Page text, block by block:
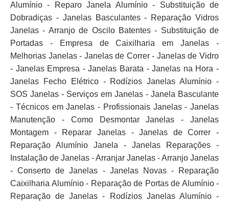
Alumínio - Reparo Janela Alumínio - Substituição de
Dobradiças - Janelas Basculantes - Reparação Vidros
Janelas - Arranjo de Oscilo Batentes - Substituição de
Portadas - Empresa de Caixilharia em Janelas -
Melhorias Janelas - Janelas de Correr - Janelas de Vidro
- Janelas Empresa - Janelas Barata - Janelas na Hora -
Janelas Fecho Elétrico - Rodízios Janelas Alumínio -
SOS Janelas - Serviços em Janelas - Janela Basculante
- Técnicos em Janelas - Profissionais Janelas - Janelas
Manutenção - Como Desmontar Janelas - Janelas
Montagem - Reparar Janelas - Janelas de Correr -
Reparação Alumínio Janela - Janelas Reparações -
Instalação de Janelas - Arranjar Janelas - Arranjo Janelas
- Conserto de Janelas - Janelas Novas - Reparação
Caixilharia Alumínio - Reparação de Portas de Alumínio -
Reparação de Janelas - Rodízios Janelas Alumínio -